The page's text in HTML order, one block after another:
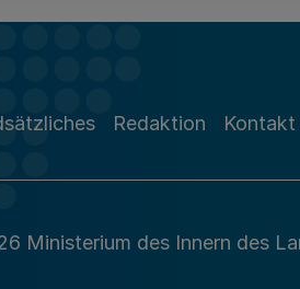
Redaktion Kontakt
Ministerium des Innern des